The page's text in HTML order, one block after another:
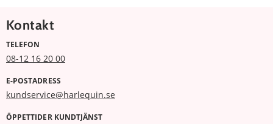
Kontakt
TELEFON
08-12 16 20 00
E-POSTADRESS
kundservice@harlequin.se
ÖPPETTIDER KUNDTJÄNST